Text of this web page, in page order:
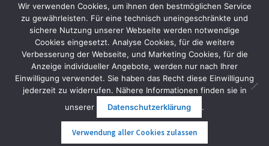
© FunShop Wien - Hochqualitative Elektromobilität 2026
Datenschutzerklärung
Erstellt mit WooCommerce
Wir verwenden Cookies, um ihnen den bestmöglichen Service
zu gewährleisten. Für eine technisch uneingeschränkte und
sichere Nutzung unserer Webseite werden notwendige
Cookies eingesetzt. Analyse Cookies, für die weitere
Verbesserung der Webseite, und Marketing Cookies, für die
Anzeige individueller Angebote, werden nur nach Ihrer
Einwilligung verwendet. Sie haben das Recht diese Einwilligung
jederzeit zu widerrufen. Nähere Informationen finden sie in
unserer
Datenschutzerklärung .
Verwendung aller Cookies zulassen